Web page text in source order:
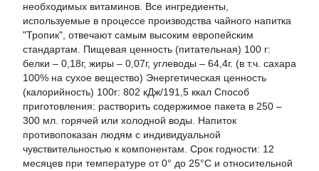
необходимых витаминов. Все ингредиенты,
используемые в процессе производства чайного напитка
"Тропик", отвечают самым высоким европейским
стандартам. Пищевая ценность (питательная) 100 г:
белки – 0,18г, жиры – 0,07г, углеводы – 64,4г. (в т.ч. сахара
100% на сухое вещество) Энергетическая ценность
(калорийность) 100г: 802 кДж/191,5 ккал Способ
приготовления: растворить содержимое пакета в 250 –
300 мл. горячей или холодной воды. Напиток
противопоказан людям с индивидуальной
чувствительностью к компонентам. Срок годности: 12
месяцев при температуре от 0° до 25°С и относительной